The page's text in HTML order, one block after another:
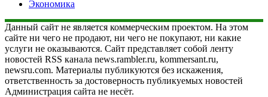
Экономика
Данный сайт не является коммерческим проектом. На этом
сайте ни чего не продают, ни чего не покупают, ни какие
услуги не оказываются. Сайт представляет собой ленту
новостей RSS канала news.rambler.ru, kommersant.ru,
newsru.com. Материалы публикуются без искажения,
ответственность за достоверность публикуемых новостей
Администрация сайта не несёт.